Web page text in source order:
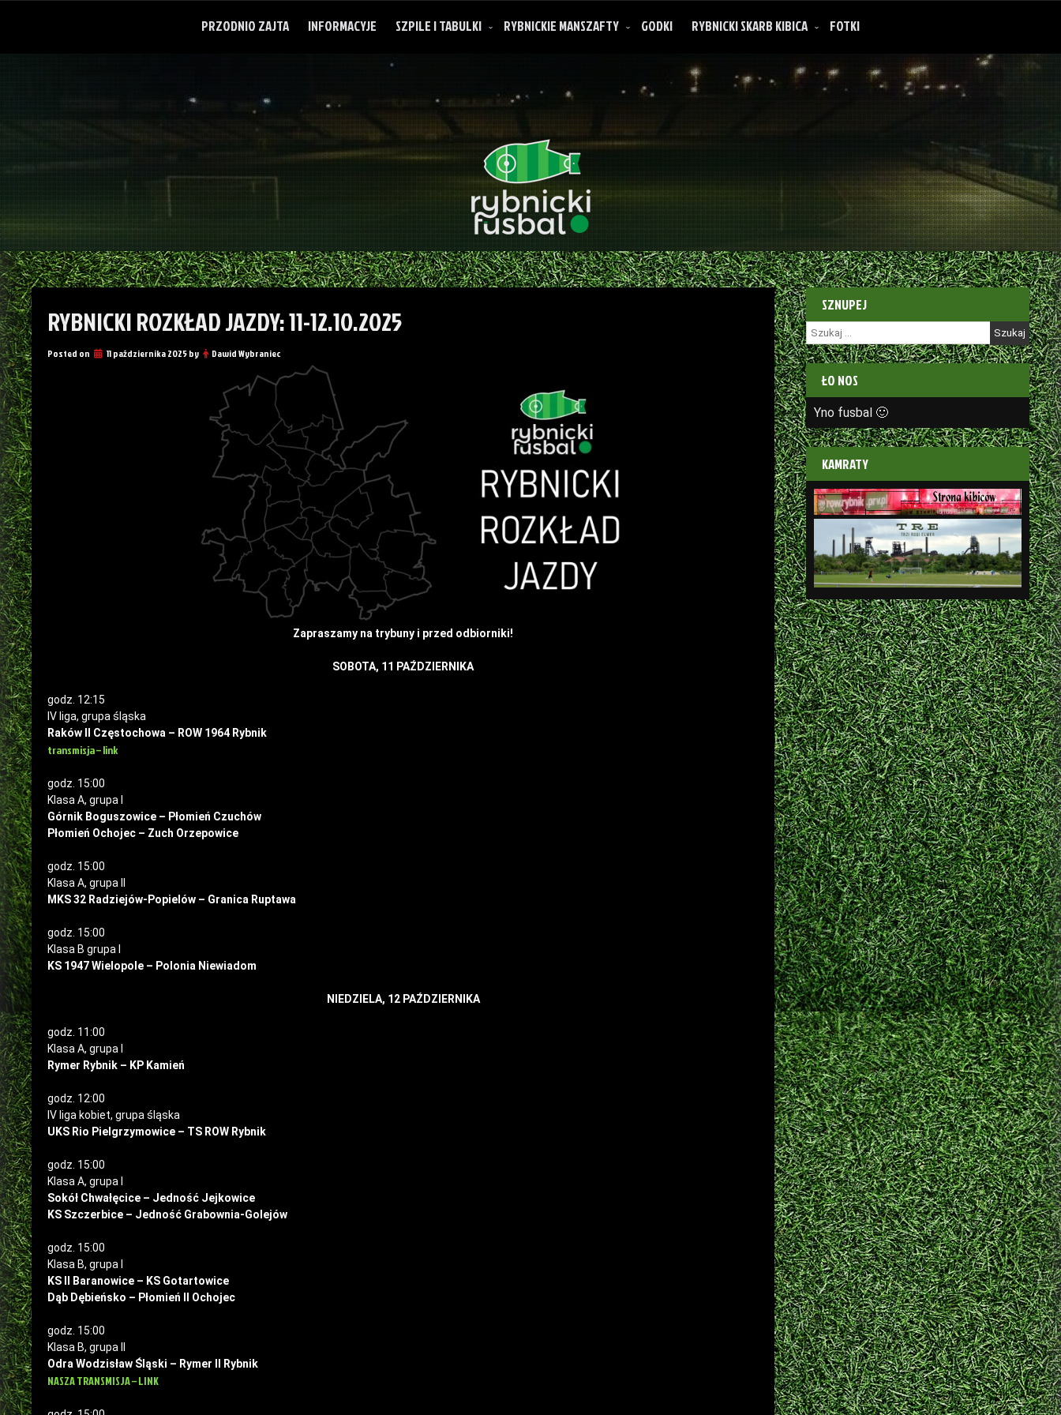
PRZODNIO ZAJTA INFORMACYJE SZPILE I TABULKI RYBNICKIE MANSZAFTY GODKI RYBNICKI SKARB KIBICA FOTKI
O rybnickich manszaftach
RYBNICKI ROZKŁAD JAZDY: 11-12.10.2025
Posted on 11 października 2025by Dawid Wybraniec
Zapraszamy na trybuny i przed odbiorniki!
SOBOTA, 11 PAŹDZIERNIKA
godz. 12:15
IV liga, grupa śląska
Raków II Częstochowa – ROW 1964 Rybnik
transmisja – link
godz. 15:00
Klasa A, grupa I
Górnik Boguszowice – Płomień Czuchów
Płomień Ochojec – Zuch Orzepowice
godz. 15:00
Klasa A, grupa II
MKS 32 Radziejów-Popielów – Granica Ruptawa
godz. 15:00
Klasa B grupa I
KS 1947 Wielopole – Polonia Niewiadom
NIEDZIELA, 12 PAŹDZIERNIKA
godz. 11:00
Klasa A, grupa I
Rymer Rybnik – KP Kamień
godz. 12:00
IV liga kobiet, grupa śląska
UKS Rio Pielgrzymowice – TS ROW Rybnik
godz. 15:00
Klasa A, grupa I
Sokół Chwałęcice – Jedność Jejkowice
KS Szczerbice – Jedność Grabownia-Golejów
godz. 15:00
Klasa B, grupa I
KS II Baranowice – KS Gotartowice
Dąb Dębieńsko – Płomień II Ochojec
godz. 15:00
Klasa B, grupa II
Odra Wodzisław Śląski – Rymer II Rybnik
NASZA TRANSMISJA – LINK
SZNUPEJ
Szukaj:
ŁO NOS
Yno fusbal 🙂
KAMRATY